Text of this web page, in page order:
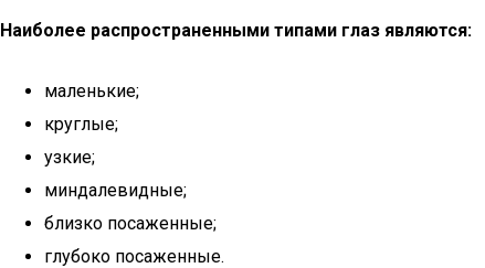
Наиболее распространенными типами глаз являются:
маленькие;
круглые;
узкие;
миндалевидные;
близко посаженные;
глубоко посаженные.